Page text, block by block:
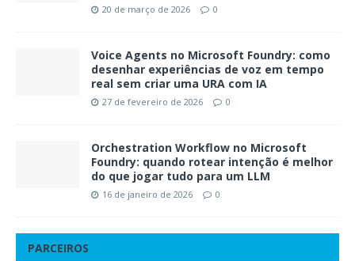
20 de março de 2026 0
Voice Agents no Microsoft Foundry: como
desenhar experiências de voz em tempo
real sem criar uma URA com IA
27 de fevereiro de 2026 0
Orchestration Workflow no Microsoft
Foundry: quando rotear intenção é melhor
do que jogar tudo para um LLM
16 de janeiro de 2026 0
PARCEIROS